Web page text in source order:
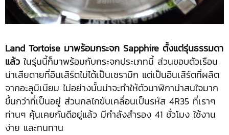
Land Tortoise มาพร้อมกระจก Sapphire ตั้งแต่รุ่นธรรมดา
แล้ว ในรุ่นนี้ก็มาพร้อมกับกระจกประเภทนี้ ส่วนขอบตัวเรือน
น่าเสียดายที่อินเสิร์ตไม่ได้เป็นเซรามิก แต่เป็นอินเสิร์ตที่ผลิต
จากอะลูมิเนียม ไม่อย่างนั้นน่าจะทำให้ตัวนาฬิกาน่าสนใจมาก
ขึ้นกว่าที่เป็นอยู่ ส่วนกลไกขับเคลื่อนเป็นรหัส 4R35 ที่เราๆ
ท่านๆ คุ้นเคยกันดีอยู่แล้ว มีกำลังสำรอง 41 ชั่วโมง ใช้งาน
ง่าย และทนทาน